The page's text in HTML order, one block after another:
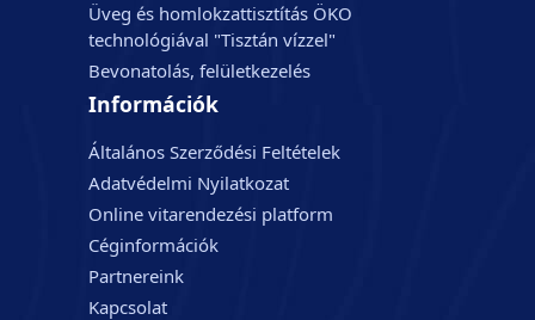
Üveg és homlokzattisztítás ÖKO
technológiával "Tisztán vízzel"
Bevonatolás, felületkezelés
Információk
Általános Szerződési Feltételek
Adatvédelmi Nyilatkozat
Online vitarendezési platform
Céginformációk
Partnereink
Kapcsolat